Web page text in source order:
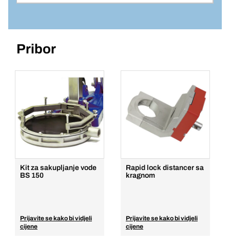
Br. artikla: 89984
Jedinična cijena/ST
Komada
Dodaj u košaricu
Pribor
Kit za sakupljanje vode
BS 150
Prijavite se kako bi vidjeli
cijene
Rapid lock distancer sa
kragnom
Prijavite se kako bi vidjeli
cijene